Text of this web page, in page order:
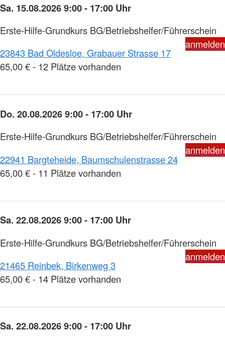
Sa. 15.08.2026 9:00 - 17:00 Uhr
Erste-Hilfe-Grundkurs BG/Betriebshelfer/Führerschein
anmelden
23843 Bad Oldesloe, Grabauer Strasse 17
65,00 € - 12 Plätze vorhanden
Do. 20.08.2026 9:00 - 17:00 Uhr
Erste-Hilfe-Grundkurs BG/Betriebshelfer/Führerschein
anmelden
22941 Bargteheide, Baumschulenstrasse 24
65,00 € - 11 Plätze vorhanden
Sa. 22.08.2026 9:00 - 17:00 Uhr
Erste-Hilfe-Grundkurs BG/Betriebshelfer/Führerschein
anmelden
21465 Reinbek, Birkenweg 3
65,00 € - 14 Plätze vorhanden
Sa. 22.08.2026 9:00 - 17:00 Uhr